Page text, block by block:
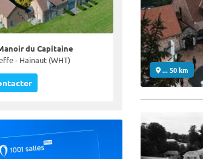
du Capitaine
- Hainaut (WHT)
... 50 km